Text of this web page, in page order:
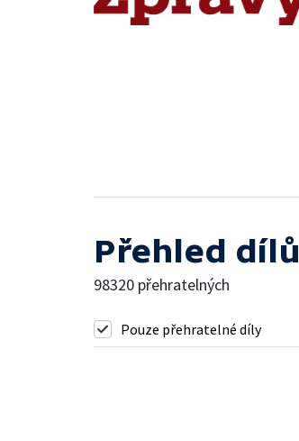
Přehled dílů
98320 přehratelných
Pouze přehratelné díly